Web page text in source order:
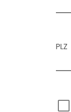
PLZ